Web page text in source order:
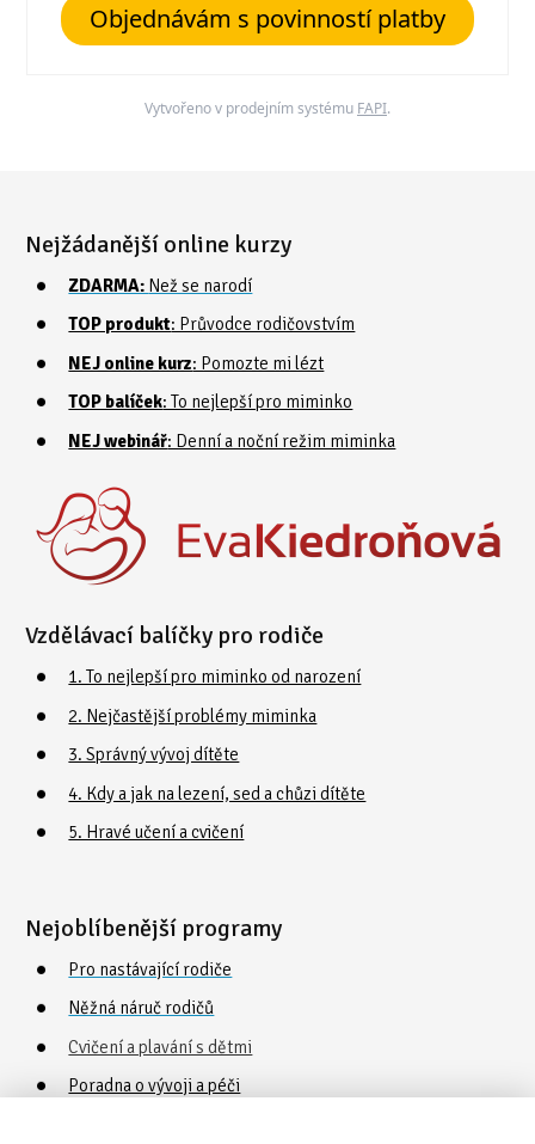
Objednávám s povinností platby
Vytvořeno v prodejním systému FAPI.
Nejžádanější online kurzy
ZDARMA: Než se narodí
TOP produkt: Průvodce rodičovstvím
NEJ online kurz: Pomozte mi lézt
TOP balíček: To nejlepší pro miminko
NEJ webinář: Denní a noční režim miminka
Vzdělávací balíčky pro rodiče
1. To nejlepší pro miminko od narození
2. Nejčastější problémy miminka
3. Správný vývoj dítěte
4. Kdy a jak na lezení, sed a chůzi dítěte
5. Hravé učení a cvičení
Nejoblíbenější programy
Pro nastávající rodiče
Něžná náruč rodičů
Cvičení a plavání s dětmi
Poradna o vývoji a péči